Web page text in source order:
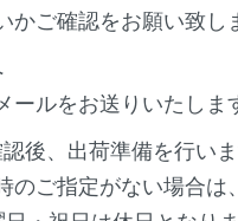
かご確認をお願い致し
ルをお送りいたしま
後、出荷準備を行いま
のご指定がない場合は